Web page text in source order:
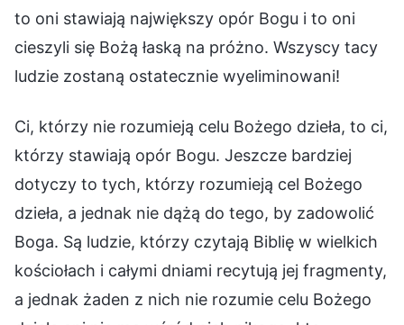
to oni stawiają największy opór Bogu i to oni
cieszyli się Bożą łaską na próżno. Wszyscy tacy
ludzie zostaną ostatecznie wyeliminowani!
Ci, którzy nie rozumieją celu Bożego dzieła, to ci,
którzy stawiają opór Bogu. Jeszcze bardziej
dotyczy to tych, którzy rozumieją cel Bożego
dzieła, a jednak nie dążą do tego, by zadowolić
Boga. Są ludzie, którzy czytają Biblię w wielkich
kościołach i całymi dniami recytują jej fragmenty,
a jednak żaden z nich nie rozumie celu Bożego